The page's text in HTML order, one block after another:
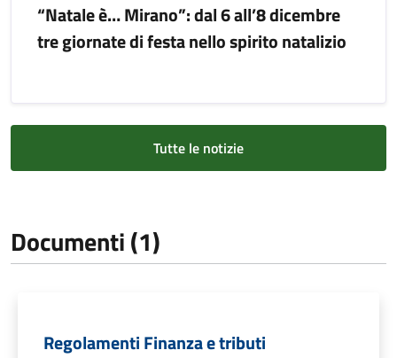
“Natale è… Mirano”: dal 6 all’8 dicembre
tre giornate di festa nello spirito natalizio
Tutte le notizie
Documenti (1)
Regolamenti Finanza e tributi